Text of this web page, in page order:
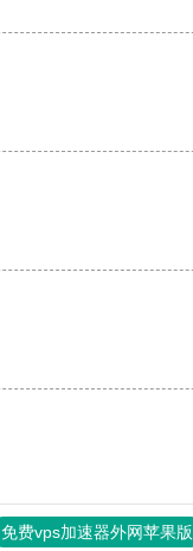
免费vps加速器外网苹果版